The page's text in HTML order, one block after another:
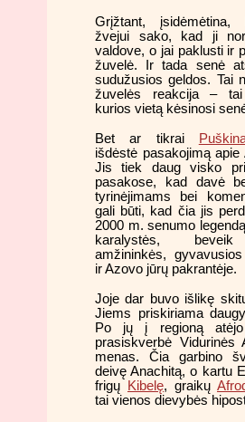
Grįžtant,
žvejui sako, kad ji
valdove, o jai paklusti ir
žuvelė. Ir tada senė
sudužusios geldos. Tai
žuvelės reakcija –
kurios vietą kėsinosi
Bet ar tikrai
išdėstė pasakojimą apie
Jis tiek daug visko
pasakose, kad davė
tyrinėjimams bei
gali būti, kad čia jis
2000 m. senumo
karalystės,
amžininkės,
ir Azovo jūrų pakrantėje.
Joje dar buvo išlikę
Jiems priskiriama
Po jų į regioną atėjo
prasiskverbė Vidurinės
menas. Čia garbino
deivę Anachitą, o kartu
frigų
Kibelę, graikų
tai vienos dievybės